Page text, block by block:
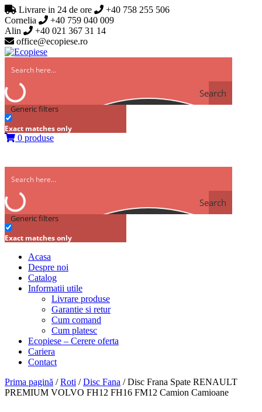
Livrare in 24 de ore
+40 758 255 506
Cornelia
+40 759 040 009
Alin
+40 021 367 31 14
office@ecopiese.ro
Search
Generic filters
Exact matches only
0 produse
Search
Generic filters
Exact matches only
Acasa
Despre noi
Catalog
Informatii utile
Livrare produse
Garantie si retur
Cum comand
Cum platesc
Ecopiese – Cerere oferta
Cariera
Contact
Prima pagină /Roti /Disc Fana / Disc Frana Spate RENAULT
PREMIUM VOLVO FH12 FH16 FM12 Camion Camioane